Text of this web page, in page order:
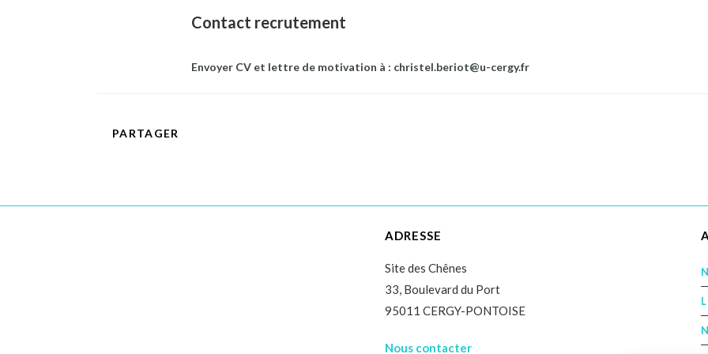
Contact recrutement
Envoyer CV et lettre de motivation à : christel.beriot@u-cergy.fr
PARTAGER
ADRESSE
Site des Chênes
33, Boulevard du Port
95011 CERGY-PONTOISE
Nous contacter